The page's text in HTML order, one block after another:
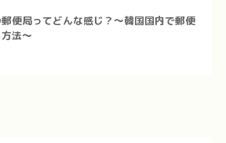
便局ってどんな感じ？～韓国国内で郵便
法～